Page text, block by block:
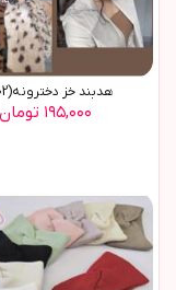
هدبند خز دخترونه(9502)
۱۹۵,۰۰۰ تومان